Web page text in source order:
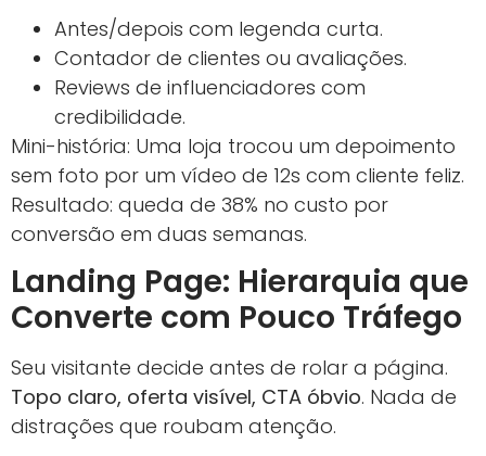
Antes/depois com legenda curta.
Contador de clientes ou avaliações.
Reviews de influenciadores com
credibilidade.
Mini-história: Uma loja trocou um depoimento
sem foto por um vídeo de 12s com cliente feliz.
Resultado: queda de 38% no custo por
conversão em duas semanas.
Landing Page: Hierarquia que
Converte com Pouco Tráfego
Seu visitante decide antes de rolar a página.
Topo claro, oferta visível, CTA óbvio. Nada de
distrações que roubam atenção.